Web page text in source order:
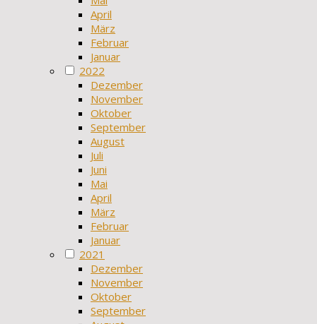
April
März
Februar
Januar
2022
Dezember
November
Oktober
September
August
Juli
Juni
Mai
April
März
Februar
Januar
2021
Dezember
November
Oktober
September